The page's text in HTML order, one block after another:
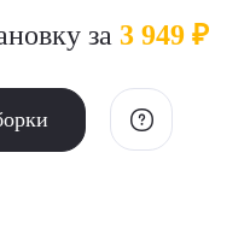
за 3 949 ₽